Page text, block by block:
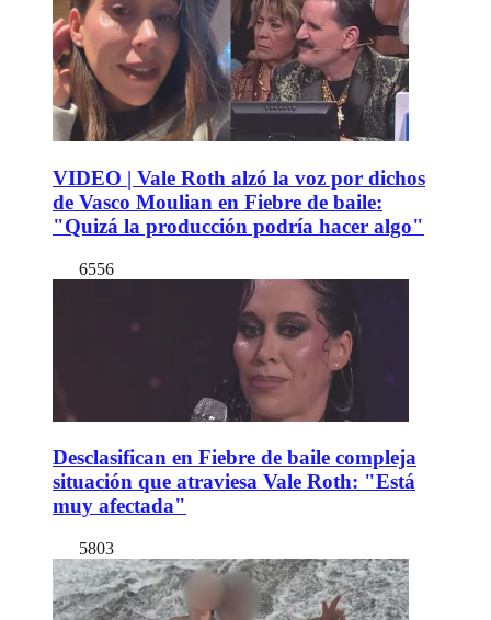
VIDEO | Vale Roth alzó la voz por dichos
de Vasco Moulian en Fiebre de baile:
"Quizá la producción podría hacer algo"
6556
Desclasifican en Fiebre de baile compleja
situación que atraviesa Vale Roth: "Está
muy afectada"
5803